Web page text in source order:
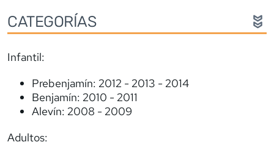
CATEGORÍAS
Infantil:
Prebenjamín: 2012 - 2013 - 2014
Benjamín: 2010 - 2011
Alevín: 2008 - 2009
Adultos: